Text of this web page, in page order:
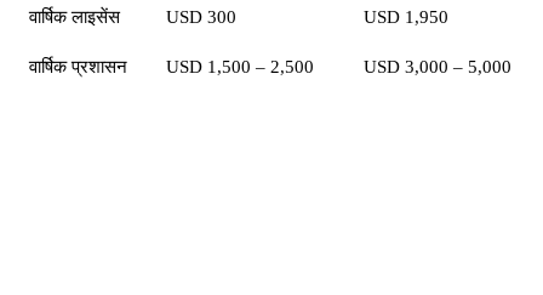
वार्षिक लाइसेंस USD 300 USD 1,950
वार्षिक प्रशासन USD 1,500 – 2,500 USD 3,000 – 5,000